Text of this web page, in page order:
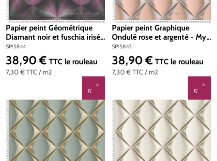
Papier peint Géométrique
Diamant noir et fuschia irisé
- My Home My Spa d'A.S.
Création | Réf. SP15844
SP15844
7,30 €TTC / m2
Prix régulier :
38,90 € TTC le rouleau
Papier peint Graphique
Ondulé rose et argenté - My
Home My Spa d'A.S. Création
| Réf. SP15843
SP15843
7,30 €TTC / m2
Prix régulier :
38,90 € TTC le rouleau